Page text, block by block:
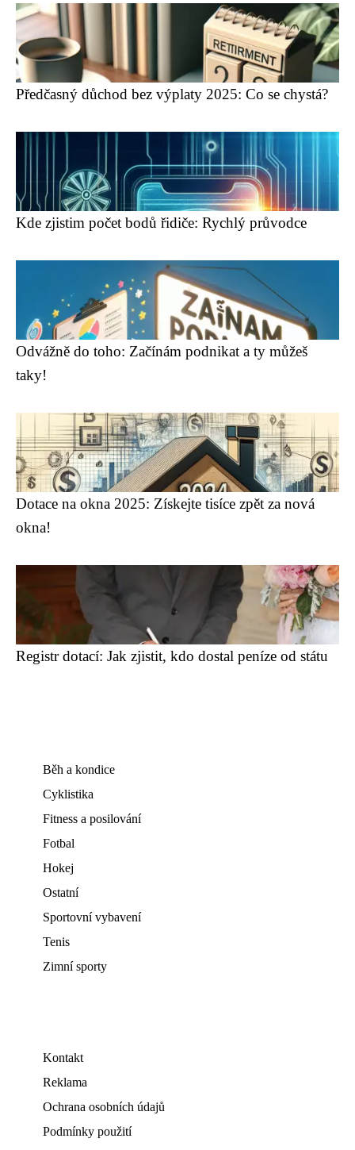
Předčasný důchod bez výplaty 2025: Co se chystá?
Kde zjistim počet bodů řidiče: Rychlý průvodce
Odvážně do toho: Začínám podnikat a ty můžeš
taky!
Dotace na okna 2025: Získejte tisíce zpět za nová
okna!
Registr dotací: Jak zjistit, kdo dostal peníze od státu
Běh a kondice
Cyklistika
Fitness a posilování
Fotbal
Hokej
Ostatní
Sportovní vybavení
Tenis
Zimní sporty
Kontakt
Reklama
Ochrana osobních údajů
Podmínky použití